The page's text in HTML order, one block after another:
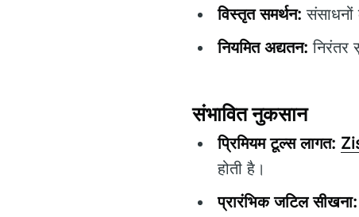
विस्तृत समर्थन: संसाधनों
नियमित अद्यतन: निरंतर
संभावित नुकसान
प्रिमियम टूल्स लागत:
होती है।
प्रारंभिक जटिल सीखना: